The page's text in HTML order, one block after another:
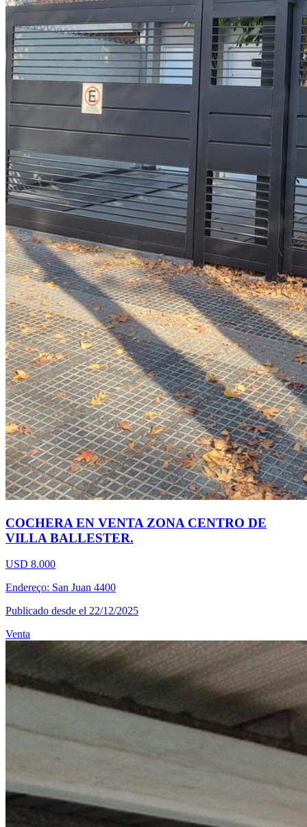
COCHERA EN VENTA ZONA CENTRO DE
VILLA BALLESTER.
USD 8.000
Endereço: San Juan 4400
Publicado desde el 22/12/2025
Venta